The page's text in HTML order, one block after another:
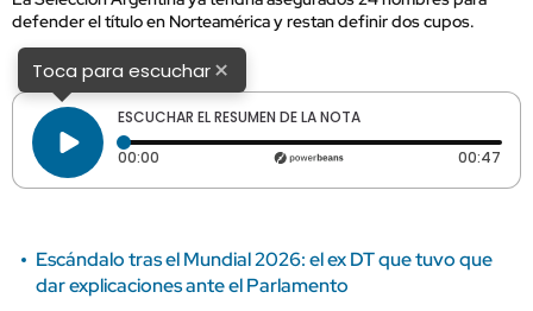
defender el título en Norteamérica y restan definir dos cupos.
Toca para escuchar×
ESCUCHAR EL RESUMEN DE LA NOTA
00:00 Tiempo transcurrido: 0 segundos 00:47
Escándalo tras el Mundial 2026: el ex DT que tuvo que
dar explicaciones ante el Parlamento